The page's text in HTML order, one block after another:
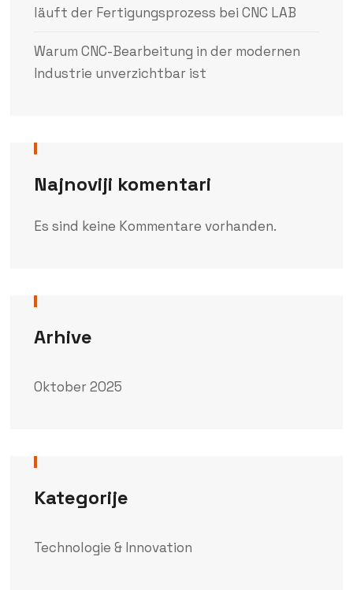
läuft der Fertigungsprozess bei CNC LAB
Warum CNC-Bearbeitung in der modernen
Industrie unverzichtbar ist
Najnoviji komentari
Es sind keine Kommentare vorhanden.
Arhive
Oktober 2025
Kategorije
Technologie & Innovation